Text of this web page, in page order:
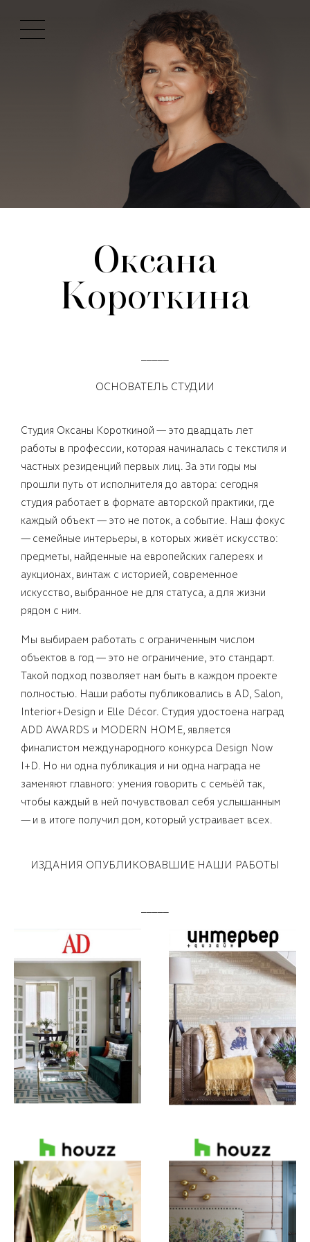
Оксана
Короткина
ОСНОВАТЕЛЬ СТУДИИ
Студия Оксаны Короткиной — это двадцать лет
работы в профессии, которая начиналась с текстиля и
частных резиденций первых лиц. За эти годы мы
прошли путь от исполнителя до автора: сегодня
студия работает в формате авторской практики, где
каждый объект — это не поток, а событие. Наш фокус
— семейные интерьеры, в которых живёт искусство:
предметы, найденные на европейских галереях и
аукционах, винтаж с историей, современное
искусство, выбранное не для статуса, а для жизни
рядом с ним.
Мы выбираем работать с ограниченным числом
объектов в год — это не ограничение, это стандарт.
Такой подход позволяет нам быть в каждом проекте
полностью. Наши работы публиковались в AD, Salon,
Interior+Design и Elle Décor. Студия удостоена наград
ADD AWARDS и MODERN HOME, является
финалистом международного конкурса Design Now
I+D. Но ни одна публикация и ни одна награда не
заменяют главного: умения говорить с семьёй так,
чтобы каждый в ней почувствовал себя услышанным
— и в итоге получил дом, который устраивает всех.
ИЗДАНИЯ ОПУБЛИКОВАВШИЕ НАШИ РАБОТЫ